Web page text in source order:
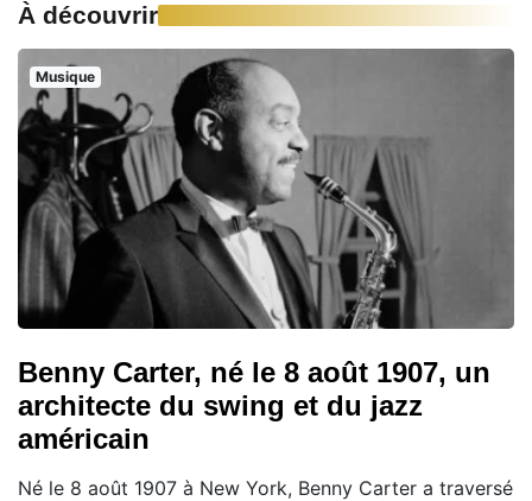
À découvrir
Musique
Benny Carter, né le 8 août 1907, un
architecte du swing et du jazz
américain
Né le 8 août 1907 à New York, Benny Carter a traversé